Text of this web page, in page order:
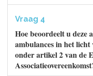
Vraag 4
Hoe beoordeelt u deze
ambulances in het
onder artikel 2 van de